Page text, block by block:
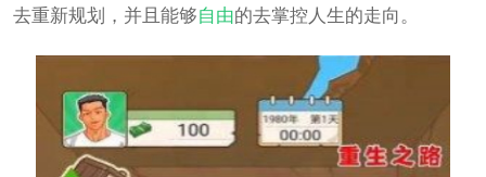
去重新规划，并且能够自由的去掌控人生的走向。